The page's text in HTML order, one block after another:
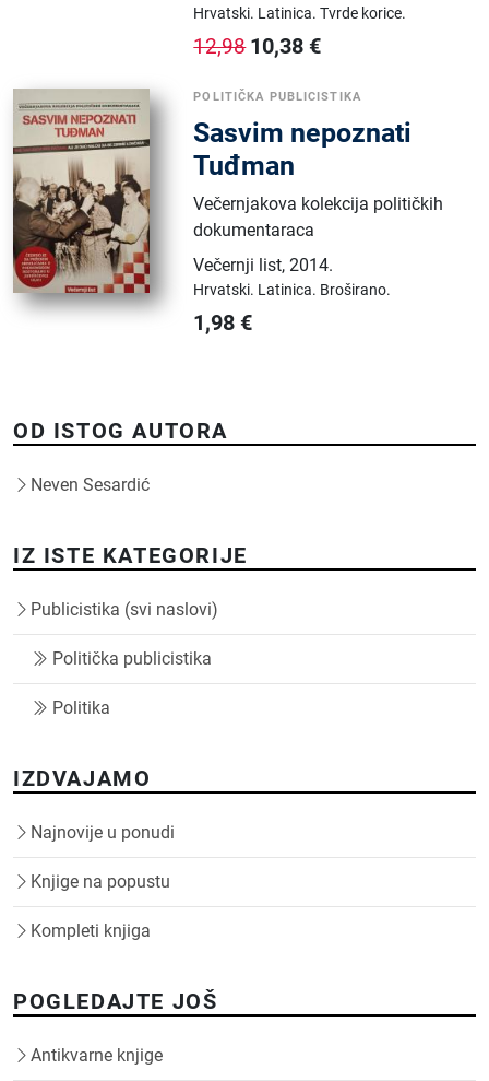
Hrvatski. Latinica.Tvrde korice.
12,98 10,38 €
POLITIČKA PUBLICISTIKA
Sasvim nepoznati
Tuđman
Večernjakova kolekcija političkih
dokumentaraca
Večernji list,2014.
Hrvatski. Latinica. Broširano.
1,98 €
OD ISTOG AUTORA
Neven Sesardić
IZ ISTE KATEGORIJE
Publicistika (svi naslovi)
Politička publicistika
Politika
IZDVAJAMO
Najnovije u ponudi
Knjige na popustu
Kompleti knjiga
POGLEDAJTE JOŠ
Antikvarne knjige